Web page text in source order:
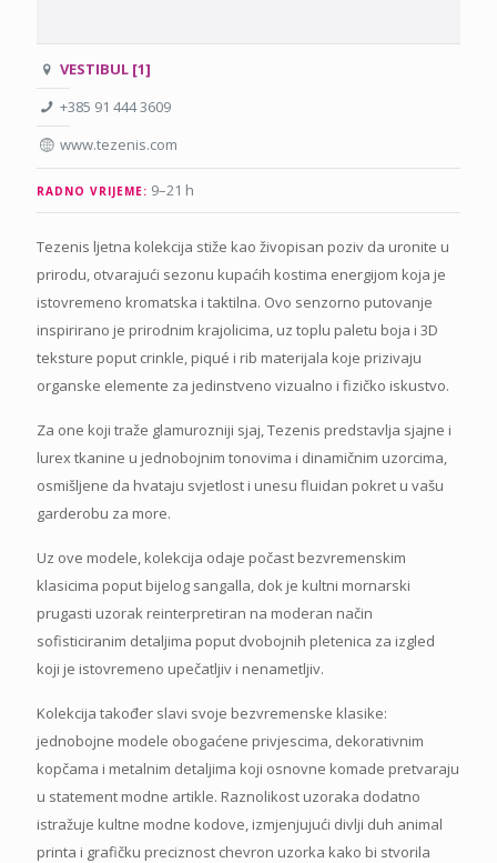
VESTIBUL [1]
+385 91 444 3609
www.tezenis.com
RADNO VRIJEME: 9–21 h
Tezenis ljetna kolekcija stiže kao živopisan poziv da uronite u
prirodu, otvarajući sezonu kupaćih kostima energijom koja je
istovremeno kromatska i taktilna. Ovo senzorno putovanje
inspirirano je prirodnim krajolicima, uz toplu paletu boja i 3D
teksture poput crinkle, piqué i rib materijala koje prizivaju
organske elemente za jedinstveno vizualno i fizičko iskustvo.
Za one koji traže glamurozniji sjaj, Tezenis predstavlja sjajne i
lurex tkanine u jednobojnim tonovima i dinamičnim uzorcima,
osmišljene da hvataju svjetlost i unesu fluidan pokret u vašu
garderobu za more.
Uz ove modele, kolekcija odaje počast bezvremenskim
klasicima poput bijelog sangalla, dok je kultni mornarski
prugasti uzorak reinterpretiran na moderan način
sofisticiranim detaljima poput dvobojnih pletenica za izgled
koji je istovremeno upečatljiv i nenametljiv.
Kolekcija također slavi svoje bezvremenske klasike:
jednobojne modele obogaćene privjescima, dekorativnim
kopčama i metalnim detaljima koji osnovne komade pretvaraju
u statement modne artikle. Raznolikost uzoraka dodatno
istražuje kultne modne kodove, izmjenjujući divlji duh animal
printa i grafičku preciznost chevron uzorka kako bi stvorila